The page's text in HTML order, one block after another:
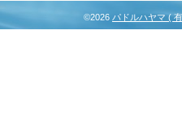
©2026 パドルハヤマ (